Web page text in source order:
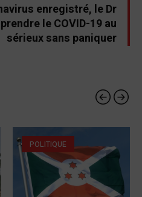
enregistré, le Dr
le COVID-19 au
sérieux sans paniquer
POLITIQUE